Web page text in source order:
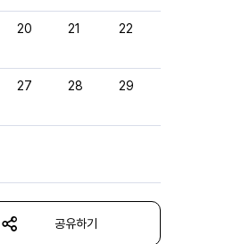
20 21 22
27 28 29
공유하기